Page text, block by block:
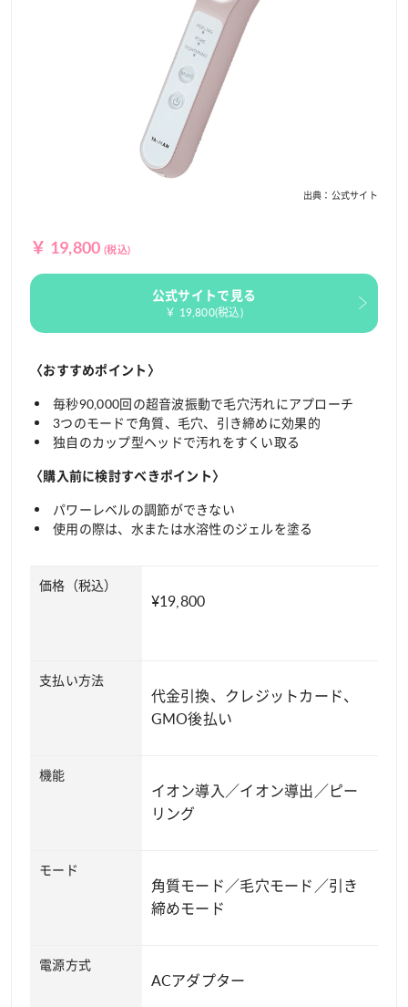
出典：公式サイト
￥ 19,800 (税込)
公式サイトで見る
￥ 19,800(税込)
〈おすすめポイント〉
毎秒90,000回の超音波振動で毛穴汚れにアプローチ
3つのモードで角質、毛穴、引き締めに効果的
独自のカップ型ヘッドで汚れをすくい取る
〈購入前に検討すべきポイント〉
パワーレベルの調節ができない
使用の際は、水または水溶性のジェルを塗る
価格（税込）
¥19,800
支払い方法
代金引換、クレジットカード、
GMO後払い
機能
イオン導入／イオン導出／ピー
リング
モード
角質モード／毛穴モード／引き
締めモード
電源方式
ACアダプター